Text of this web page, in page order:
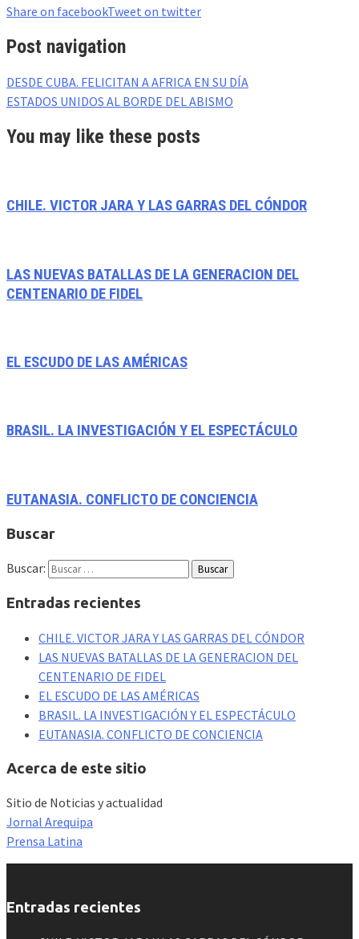
Share on facebookTweet on twitter
Post navigation
DESDE CUBA. FELICITAN A AFRICA EN SU DÍA
ESTADOS UNIDOS AL BORDE DEL ABISMO
You may like these posts
CHILE. VICTOR JARA Y LAS GARRAS DEL CÓNDOR
LAS NUEVAS BATALLAS DE LA GENERACION DEL
CENTENARIO DE FIDEL
EL ESCUDO DE LAS AMÉRICAS
BRASIL. LA INVESTIGACIÓN Y EL ESPECTÁCULO
EUTANASIA. CONFLICTO DE CONCIENCIA
Buscar
Buscar:
Entradas recientes
CHILE. VICTOR JARA Y LAS GARRAS DEL CÓNDOR
LAS NUEVAS BATALLAS DE LA GENERACION DEL
CENTENARIO DE FIDEL
EL ESCUDO DE LAS AMÉRICAS
BRASIL. LA INVESTIGACIÓN Y EL ESPECTÁCULO
EUTANASIA. CONFLICTO DE CONCIENCIA
Acerca de este sitio
Sitio de Noticias y actualidad
Jornal Arequipa
Prensa Latina
Entradas recientes